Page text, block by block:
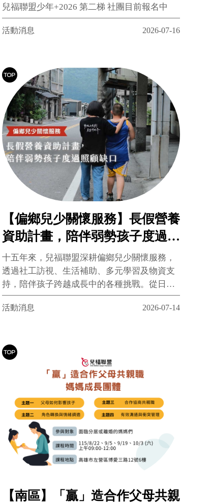
兒福聯盟少年+2026 第二梯 社團目前報名中
活動消息 2026-07-16
【偏鄉兒少關懷服務】長假營養
資助計畫，陪伴弱勢孩子度過照
顧缺口
十五年來，兒福聯盟深耕偏鄉兒少關懷服務，
透過社工訪視、生活補助、多元學習及物資支
持，陪伴孩子跨越成長中的各種挑戰。從日常
照顧到長假營養資助，我們持續守護每位偏鄉
孩子，讓成長不因資源不足而受限。
活動消息 2026-07-14
【南區】「贏」造合作父母共親